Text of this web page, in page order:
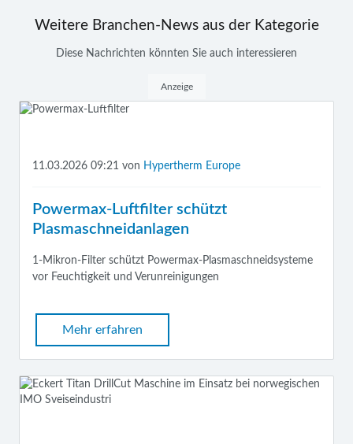
Weitere Branchen-News aus der Kategorie
Diese Nachrichten könnten Sie auch interessieren
Anzeige
11.03.2026 09:21 von Hypertherm Europe
Powermax-Luftfilter schützt
Plasmaschneidanlagen
1-Mikron-Filter schützt Powermax-Plasmaschneidsysteme
vor Feuchtigkeit und Verunreinigungen
Mehr erfahren